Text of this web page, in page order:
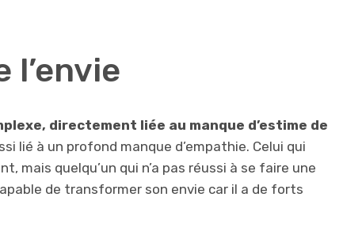
l’envie
directement liée au manque d’estime de
lié à un profond manque d’empathie. Celui qui
mais quelqu’un qui n’a pas réussi à se faire une
de transformer son envie car il a de forts